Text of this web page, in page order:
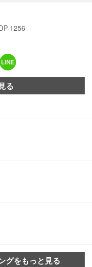
1256
る
グをもっと見る